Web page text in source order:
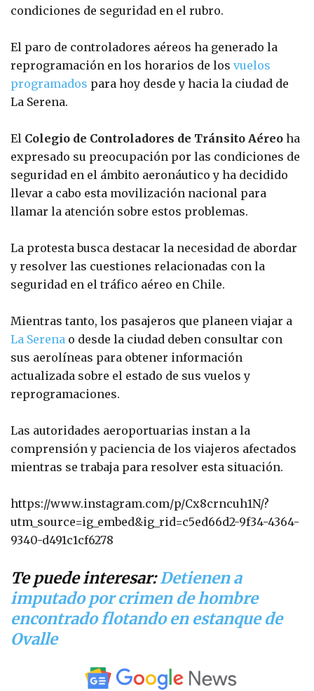
condiciones de seguridad en el rubro.
El paro de controladores aéreos ha generado la
reprogramación en los horarios de los vuelos
programados para hoy desde y hacia la ciudad de
La Serena.
El Colegio de Controladores de Tránsito Aéreo ha
expresado su preocupación por las condiciones de
seguridad en el ámbito aeronáutico y ha decidido
llevar a cabo esta movilización nacional para
llamar la atención sobre estos problemas.
La protesta busca destacar la necesidad de abordar
y resolver las cuestiones relacionadas con la
seguridad en el tráfico aéreo en Chile.
Mientras tanto, los pasajeros que planeen viajar a
La Serena o desde la ciudad deben consultar con
sus aerolíneas para obtener información
actualizada sobre el estado de sus vuelos y
reprogramaciones.
Las autoridades aeroportuarias instan a la
comprensión y paciencia de los viajeros afectados
mientras se trabaja para resolver esta situación.
https://www.instagram.com/p/Cx8crncuh1N/?
utm_source=ig_embed&ig_rid=c5ed66d2-9f34-4364-
9340-d491c1cf6278
Te puede interesar:Detienen a
imputado por crimen de hombre
encontrado flotando en estanque de
Ovalle